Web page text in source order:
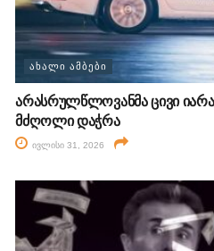
ᲐᲮᲐᲚᲘ ᲐᲛᲑᲔᲑᲘ
არასრულწლოვანმა ცივი
მძღოლი დაჭრა
ივლისი 31, 2026